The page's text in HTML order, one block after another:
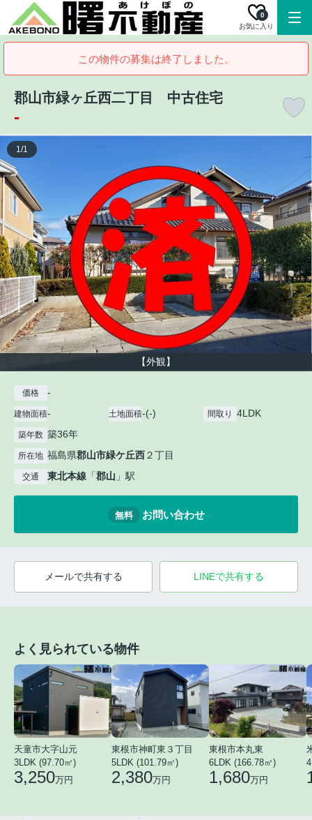
お気に入り
0
この物件の募集は終了しました。
郡山市緑ヶ丘西二丁目 中古住宅
-
【外観】
1/1
価格 -
建物面積- 土地面積-(-) 間取り 4LDK
築年数 築36年
所在地 福島県郡山市緑ケ丘西２丁目
交通 東北本線 「郡山 」駅
無料 お問い合わせ
メールで共有する LINEで共有する
よく見られている物件
天童市大字山元
3LDK (97.70㎡)
3,250万円
東根市神町東３丁目
5LDK (101.79㎡)
2,380万円
東根市本丸東
6LDK (166.78㎡)
1,680万円